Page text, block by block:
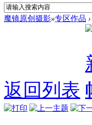
魔镜原创摄影»专区作品 ›
返回列表